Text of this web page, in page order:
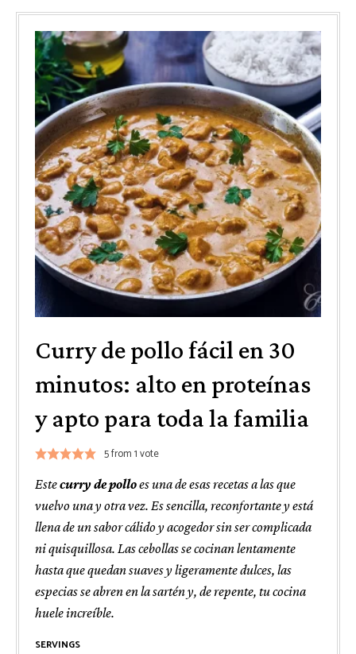
Curry de pollo fácil en 30
minutos: alto en proteínas
y apto para toda la familia
5from 1 vote
Estecurry de polloes una de esas recetas a las que
vuelvo una y otra vez. Es sencilla, reconfortante y está
llena de un sabor cálido y acogedor sin ser complicada
ni quisquillosa. Las cebollas se cocinan lentamente
hasta que quedan suaves y ligeramente dulces, las
especias se abren en la sartén y, de repente, tu cocina
huele increíble.
SERVINGS